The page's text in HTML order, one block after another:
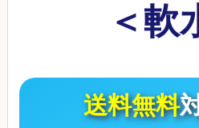
＜軟
送料無料